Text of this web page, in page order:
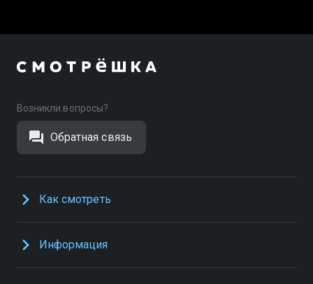
Возникли вопросы?
Обратная связь
Как смотреть
Информация